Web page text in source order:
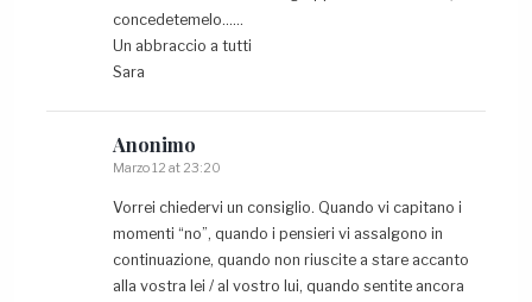
concedetemelo……
Un abbraccio a tutti
Sara
Anonimo
Marzo 12 at 23:20
Vorrei chiedervi un consiglio. Quando vi capitano i
momenti “no”, quando i pensieri vi assalgono in
continuazione, quando non riuscite a stare accanto
alla vostra lei / al vostro lui, quando sentite ancora